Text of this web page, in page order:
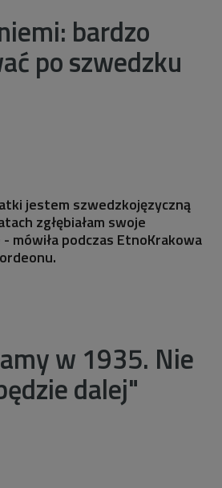
bardzo
po szwedzku
jestem szwedzkojęzyczną
zgłębiałam swoje
mówiła podczas EtnoKrakowa
w 1935. Nie
dalej"